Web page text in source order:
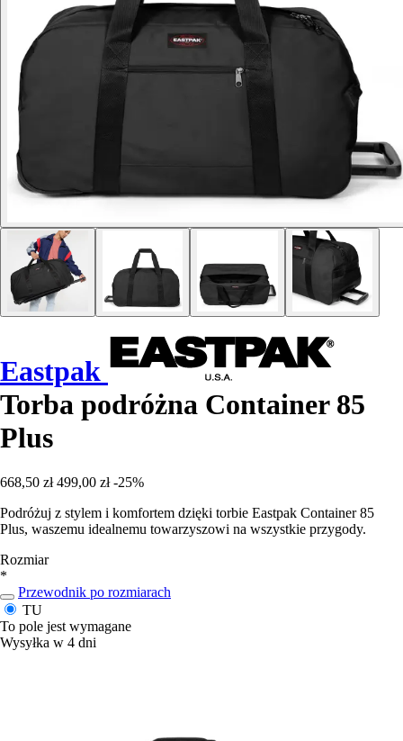
Eastpak
Torba podróżna Container 85
Plus
668,50 zł 499,00 zł -25%
Podróżuj z stylem i komfortem dzięki torbie Eastpak Container 85
Plus, waszemu idealnemu towarzyszowi na wszystkie przygody.
Rozmiar
*
Przewodnik po rozmiarach
TU
To pole jest wymagane
Wysyłka w 4 dni